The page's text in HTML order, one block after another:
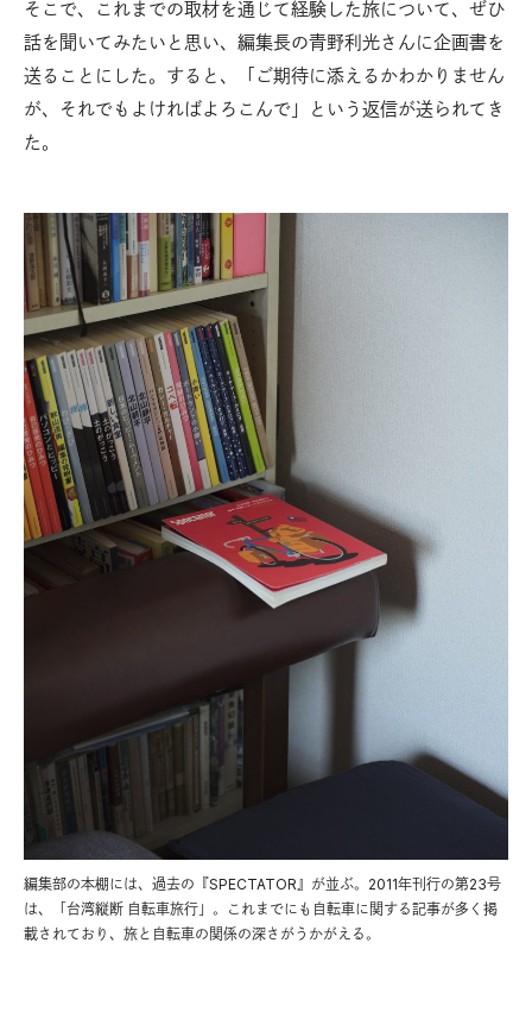
そこで、これまでの取材を通じて経験した旅について、ぜひ
話を聞いてみたいと思い、編集長の青野利光さんに企画書を
送ることにした。すると、「ご期待に添えるかわかりません
が、それでもよければよろこんで」という返信が送られてき
た。
編集部の本棚には、過去の『SPECTATOR』が並ぶ。2011年刊行の第23号
は、「台湾縦断 自転車旅行」。これまでにも自転車に関する記事が多く掲
載されており、旅と自転車の関係の深さがうかがえる。